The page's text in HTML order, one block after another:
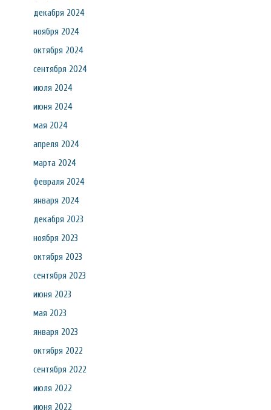
декабря 2024
ноября 2024
октября 2024
сентября 2024
июля 2024
июня 2024
мая 2024
апреля 2024
марта 2024
февраля 2024
января 2024
декабря 2023
ноября 2023
октября 2023
сентября 2023
июня 2023
мая 2023
января 2023
октября 2022
сентября 2022
июля 2022
июня 2022